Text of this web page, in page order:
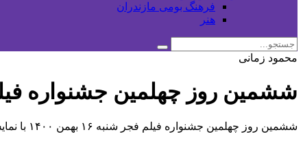
فرهنگ بومی مازندران
هنر
محمود زمانی
ششمین روز چهلمین جشنواره
ششمین روز چهلمین جشنواره فیلم فجر شنبه ۱۶ بهمن ۱۴۰۰ با نمایش فیلم‌های هناس و شب طلایی در برج میلاد برگزار شد.